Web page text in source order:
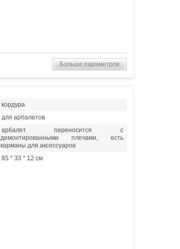
Больше параметров
кордура
для арбалетов
арбалет переносится с
демонтированными плечами, есть
карманы для аксессуаров
85 * 33 * 12 см